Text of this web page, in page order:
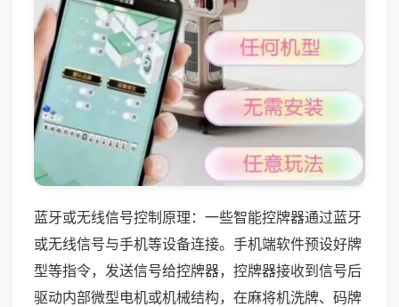
蓝牙或无线信号控制原理：一些智能控牌器通过蓝牙
或无线信号与手机等设备连接。手机端软件预设好牌
型等指令，发送信号给控牌器，控牌器接收到信号后
驱动内部微型电机或机械结构，在麻将机洗牌、码牌